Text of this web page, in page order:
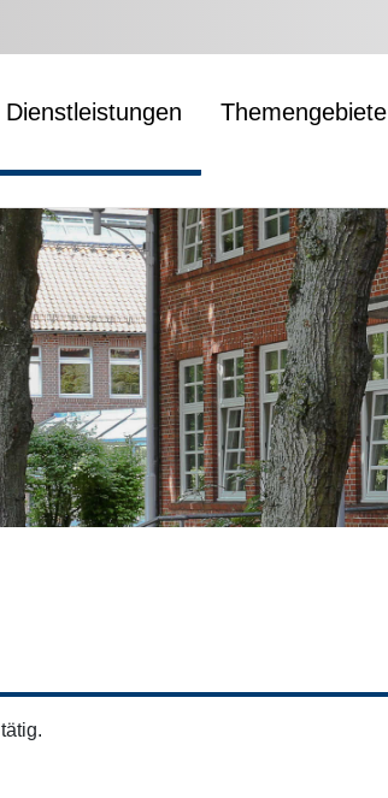
Dienstleistungen Themengebiete
tätig.